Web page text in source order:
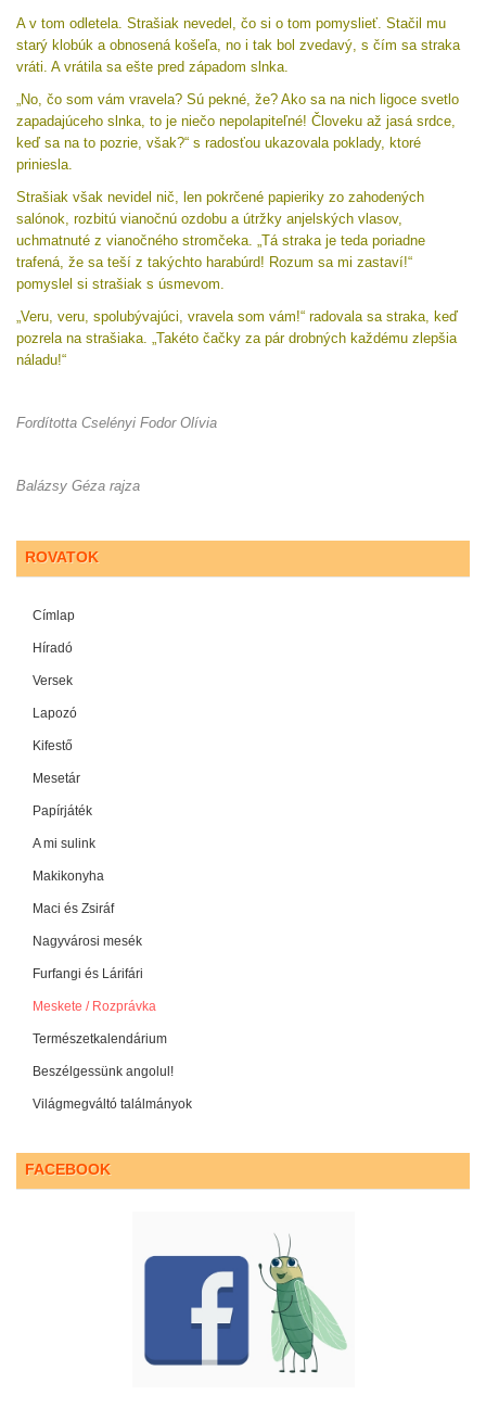
A v tom odletela. Strašiak nevedel, čo si o tom pomyslieť. Stačil mu
starý klobúk a obnosená košeľa, no i tak bol zvedavý, s čím sa straka
vráti. A vrátila sa ešte pred západom slnka.
„No, čo som vám vravela? Sú pekné, že? Ako sa na nich ligoce svetlo
zapadajúceho slnka, to je niečo nepolapiteľné! Človeku až jasá srdce,
keď sa na to pozrie, však?“ s radosťou ukazovala poklady, ktoré
priniesla.
Strašiak však nevidel nič, len pokrčené papieriky zo zahodených
salónok, rozbitú vianočnú ozdobu a útržky anjelských vlasov,
uchmatnuté z vianočného stromčeka. „Tá straka je teda poriadne
trafená, že sa teší z takýchto harabúrd! Rozum sa mi zastaví!“
pomyslel si strašiak s úsmevom.
„Veru, veru, spolubývajúci, vravela som vám!“ radovala sa straka, keď
pozrela na strašiaka. „Takéto čačky za pár drobných každému zlepšia
náladu!“
Fordította Cselényi Fodor Olívia
Balázsy Géza rajza
ROVATOK
Címlap
Híradó
Versek
Lapozó
Kifestő
Mesetár
Papírjáték
A mi sulink
Makikonyha
Maci és Zsiráf
Nagyvárosi mesék
Furfangi és Lárifári
Meskete / Rozprávka
Természetkalendárium
Beszélgessünk angolul!
Világmegváltó találmányok
FACEBOOK